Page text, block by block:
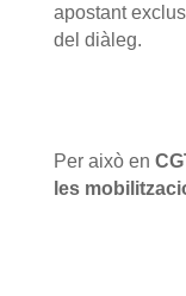
apostant
del diàleg.
Per això en
les